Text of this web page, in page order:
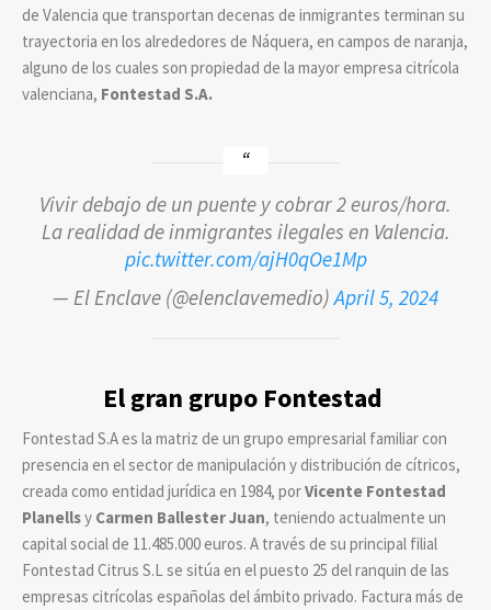
de Valencia que transportan decenas de inmigrantes terminan su
trayectoria en los alrededores de Náquera, en campos de naranja,
alguno de los cuales son propiedad de la mayor empresa citrícola
valenciana, Fontestad S.A.
Vivir debajo de un puente y cobrar 2 euros/hora.
La realidad de inmigrantes ilegales en Valencia.
pic.twitter.com/ajH0qOe1Mp
— El Enclave (@elenclavemedio)April 5, 2024
El gran grupo Fontestad
Fontestad S.A es la matriz de un grupo empresarial familiar con
presencia en el sector de manipulación y distribución de cítricos,
creada como entidad jurídica en 1984, porVicente Fontestad
Planellsy Carmen Ballester Juan, teniendo actualmente un
capital social de 11.485.000 euros. A través de su principal filial
Fontestad Citrus S.L se sitúa en el puesto 25 del ranquin de las
empresas citrícolas españolas del ámbito privado. Factura más de